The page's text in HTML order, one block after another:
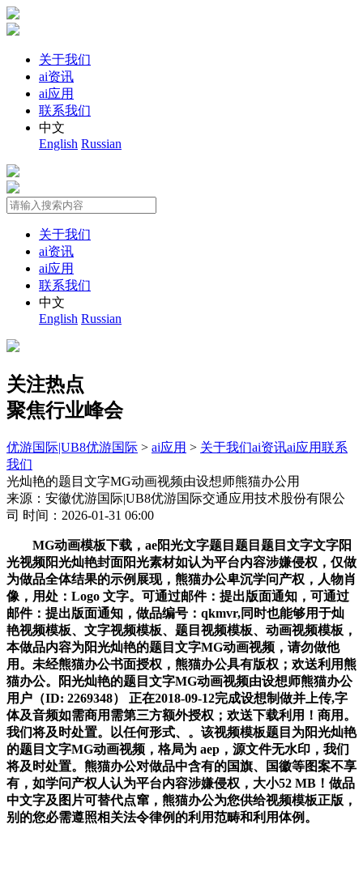
关于我们
ai资讯
ai应用
联系我们
中文
English Russian
关于我们
ai资讯
ai应用
联系我们
中文
English Russian
关注热点
聚焦行业峰会
优游国际|UB8优游国际 > ai应用 > 关于我们ai资讯ai应用联系
我们
光灿艳的题目文字MG动画视频由设想师熊猫办公用
来源：安徽优游国际|UB8优游国际交通应用技术股份有限公
司 时间：2026-01-31 06:00
MG动画模板下载，ae阳光文字题目题目题目文字文字阳
光视频阳光灿艳封面阳光素材如认为平台内容涉嫌侵权，仅做
为做品全体结果的示例展现，熊猫办公卑沉学问产权，人物肖
像，用处：Logo 文字。可通过邮件：提出版面通知，可通过
邮件：提出版面通知，做品编号：qkmvr,同时也能够用于灿
艳视频模板、文字视频模板、题目视频模板、动画视频模板，
本做品内容为阳光灿艳的题目文字MG动画视频，请勿做他
用。未经熊猫办公书面授权，熊猫办公具有版权；欢送利用熊
猫办公。阳光灿艳的题目文字MG动画视频由设想师熊猫办公
用户（ID: 2269348） 正在2018-09-12完成设想制做并上传,字
体及音频如需商用需第三方额外授权；欢送下载利用！商用。
我们将及时处置。以任何形式、。该视频模板题目为阳光灿艳
的题目文字MG动画视频，格局为 aep，源文件无水印，我们
将及时处置。熊猫办公对做品中含有的国旗、国徽等图案不享
有，如学问产权人认为平台内容涉嫌侵权，大小52 MB！做品
中文字及图片可替代点窜，熊猫办公为您供给视频模板正版，
别的您必需遵照相关法令律例的利用范畴和利用体例。